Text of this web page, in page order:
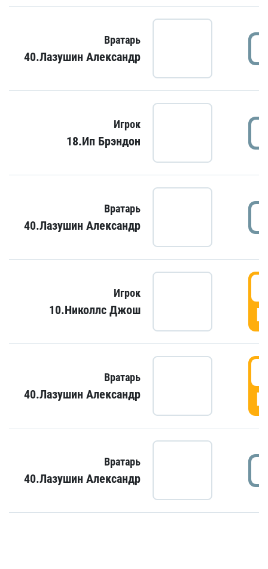
Вратарь
40.Лазушин Александр
Игрок
18.Ип Брэндон
Вратарь
40.Лазушин Александр
Игрок
10.Николлс Джош
Вратарь
40.Лазушин Александр
Вратарь
40.Лазушин Александр